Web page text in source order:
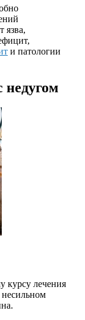
язва,
и патологии
курсу лечения
несильном